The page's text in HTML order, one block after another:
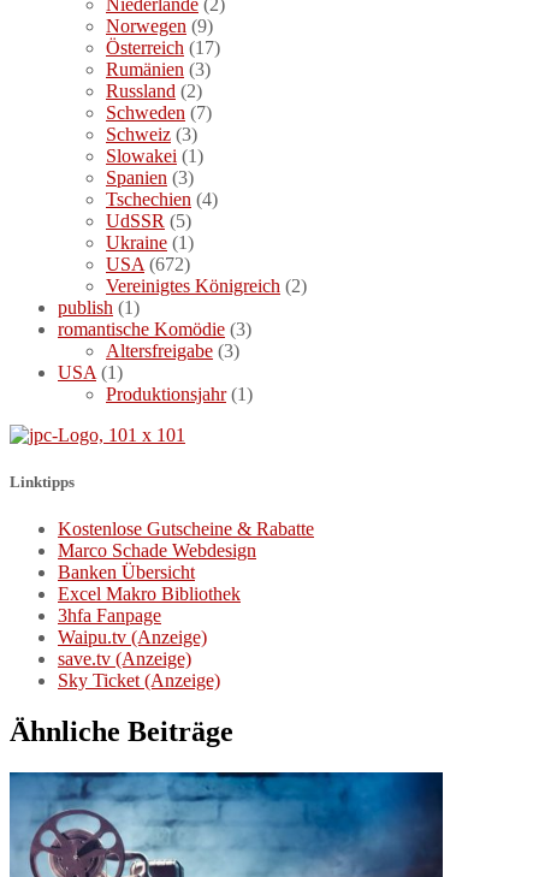
Norwegen (9)
Österreich (17)
Rumänien (3)
Russland (2)
Schweden (7)
Schweiz (3)
Slowakei (1)
Spanien (3)
Tschechien (4)
UdSSR (5)
Ukraine (1)
USA (672)
Vereinigtes Königreich (2)
publish (1)
romantische Komödie (3)
Altersfreigabe (3)
USA (1)
Produktionsjahr(1)
Linktipps
Kostenlose Gutscheine & Rabatte
Marco Schade Webdesign
Banken Übersicht
Excel Makro Bibliothek
3hfa Fanpage
Waipu.tv (Anzeige)
save.tv (Anzeige)
Sky Ticket (Anzeige)
Ähnliche Beiträge